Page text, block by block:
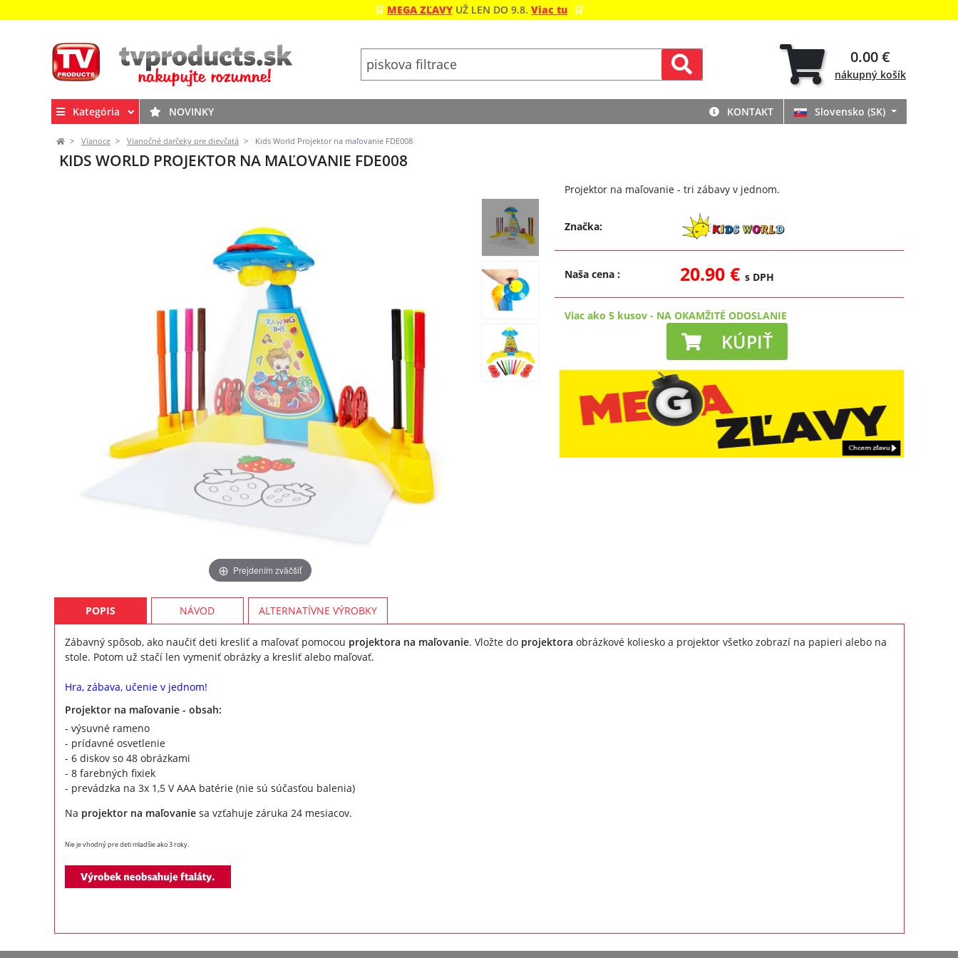
🛒 MEGA ZĽAVY UŽ LEN DO 9.8. Viac tu 🛒
0.00 €
nákupný košík
Kategória NOVINKY KONTAKT Slovensko (SK)
Vianoce Vianočné darčeky pre dievčatá Kids World Projektor na maľovanie FDE008
KIDS WORLD PROJEKTOR NA MAĽOVANIE FDE008
Prejdením zväčšiť
Projektor na maľovanie - tri zábavy v jednom.
Značka:
Naša cena: 20.90 €s DPH
Viac ako 5 kusov - NA OKAMŽITÉ ODOSLANIE
KÚPIŤ
POPIS NÁVOD ALTERNATÍVNE VÝROBKY
Zábavný spôsob, ako naučiť deti kresliť a maľovať pomocou projektora na maľovanie. Vložte do projektora obrázkové koliesko a projektor všetko zobrazí na papieri alebo na
stole. Potom už stačí len vymeniť obrázky a kresliť alebo maľovať.
Hra, zábava, učenie v jednom!
Projektor na maľovanie - obsah:
- výsuvné rameno
- prídavné osvetlenie
- 6 diskov so 48 obrázkami
- 8 farebných fixiek
- prevádzka na 3x 1,5 V AAA batérie (nie sú súčasťou balenia)
Na projektor na maľovaniesa vzťahuje záruka 24 mesiacov.
Nie je vhodný pre deti mladšie ako 3 roky.